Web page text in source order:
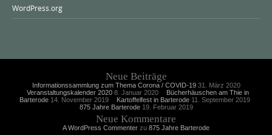
WordPress.org
Neue Beiträge
Informationssammlung zum Thema Corona / COVID-19 31. März 2020
Veranstaltungskalender 2020 8. Januar 2020
Bücherhäuschen am Thie in
Barterode 14. November 2019 Kartoffelfest in Barterode 11. September 2019
875 Jahre Barterode 19. Februar 2019
Neue Kommentare
A WordPress Commenter zu 875 Jahre Barterode